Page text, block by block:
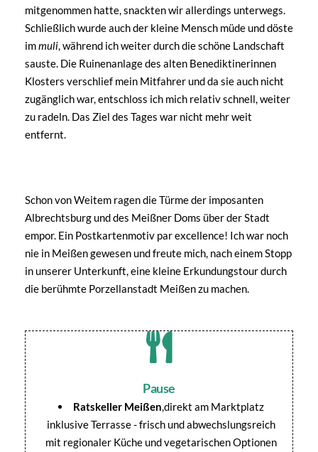
mitgenommen hatte, snackten wir allerdings unterwegs.
Schließlich wurde auch der kleine Mensch müde und döste
immuli, während ich weiter durch die schöne Landschaft
sauste. Die Ruinenanlage des alten Benediktinerinnen
Klosters verschlief mein Mitfahrer und da sie auch nicht
zugänglich war, entschloss ich mich relativ schnell, weiter
zu radeln. Das Ziel des Tages war nicht mehr weit
entfernt.
aus
Quarkkeulchen <3
Schon von Weitem ragen die Türme der imposanten
Albrechtsburg und des Meißner Doms über der Stadt
empor. Ein Postkartenmotiv par excellence! Ich war noch
nie in Meißen gewesen und freute mich, nach einem Stopp
in unserer Unterkunft, eine kleine Erkundungstour durch
die berühmte Porzellanstadt Meißen zu machen.
Pause
Ratskeller Meißen,direkt am Marktplatz
inklusive Terrasse - frisch und abwechslungsreich
mit regionaler Küche und vegetarischen Optionen